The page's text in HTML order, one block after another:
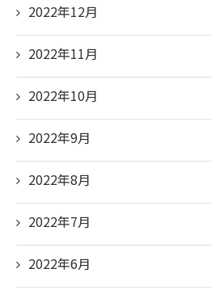
2022年12月
2022年11月
2022年10月
2022年9月
2022年8月
2022年7月
2022年6月